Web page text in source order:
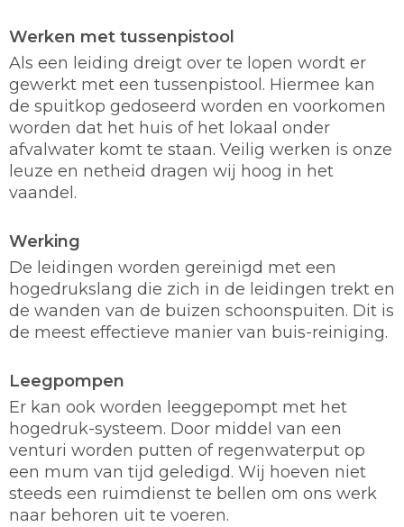
Werken met tussenpistool
Als een leiding dreigt over te lopen wordt er
gewerkt met een tussenpistool. Hiermee kan
de spuitkop gedoseerd worden en voorkomen
worden dat het huis of het lokaal onder
afvalwater komt te staan. Veilig werken is onze
leuze en netheid dragen wij hoog in het
vaandel.
Werking
De leidingen worden gereinigd met een
hogedrukslang die zich in de leidingen trekt en
de wanden van de buizen schoonspuiten. Dit is
de meest effectieve manier van buis-reiniging.
Leegpompen
Er kan ook worden leeggepompt met het
hogedruk-systeem. Door middel van een
venturi worden putten of regenwaterput op
een mum van tijd geledigd. Wij hoeven niet
steeds een ruimdienst te bellen om ons werk
naar behoren uit te voeren.